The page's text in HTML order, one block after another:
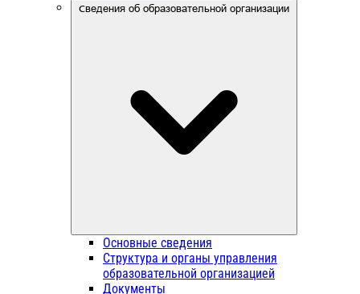
Сведения об образовательной организации
Основные сведения
Структура и органы управления
образовательной организацией
Документы